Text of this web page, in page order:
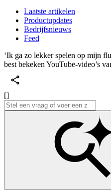
Laatste artikelen
Productupdates
Bedrijfsnieuws
Feed
‘Ik ga zo lekker spelen op mijn
best bekeken YouTube-video’s
[]